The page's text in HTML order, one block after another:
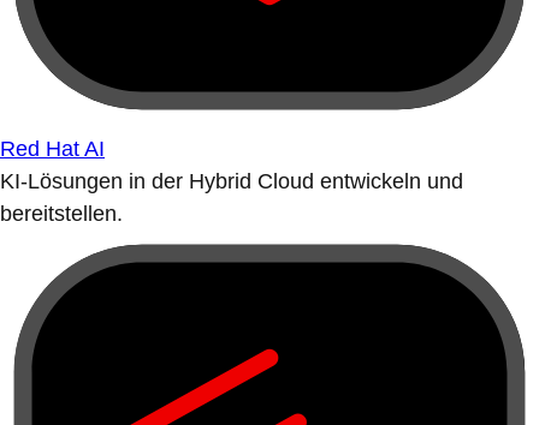
Red Hat AI
KI-Lösungen in der Hybrid Cloud entwickeln und
bereitstellen.